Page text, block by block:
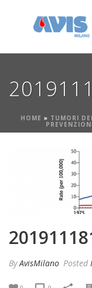
HOME » TUMORI
ByAvisMilano Posted